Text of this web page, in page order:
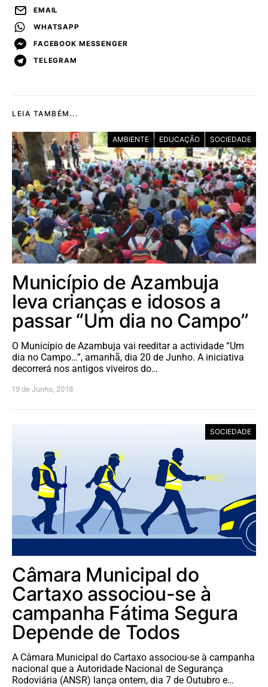
EMAIL
WHATSAPP
FACEBOOK MESSENGER
TELEGRAM
LEIA TAMBÉM...
AMBIENTE EDUCAÇÃO SOCIEDADE
Município de Azambuja
leva crianças e idosos a
passar “Um dia no Campo”
O Município de Azambuja vai reeditar a actividade “Um
dia no Campo…”, amanhã, dia 20 de Junho. A iniciativa
decorrerá nos antigos viveiros do…
19 de Junho, 2018
SOCIEDADE
Câmara Municipal do
Cartaxo associou-se à
campanha Fátima Segura
Depende de Todos
A Câmara Municipal do Cartaxo associou-se à campanha
nacional que a Autoridade Nacional de Segurança
Rodoviária (ANSR) lança ontem, dia 7 de Outubro e…